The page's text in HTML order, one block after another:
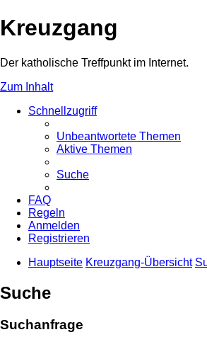
Kreuzgang
Der katholische Treffpunkt im Internet.
Zum Inhalt
Schnellzugriff
Unbeantwortete Themen
Aktive Themen
Suche
FAQ
Regeln
Anmelden
Registrieren
Hauptseite Kreuzgang-Übersicht
Suche
Suchanfrage